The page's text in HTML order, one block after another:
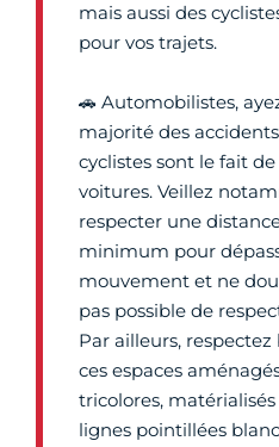
mais aussi des
pour vos trajets.
🚗 Automobilistes,
majorité des
cyclistes sont le fait
voitures. Veillez
respecter une
minimum pour
mouvement et ne
pas possible de
Par ailleurs, respectez
ces espaces
tricolores,
lignes pointillées